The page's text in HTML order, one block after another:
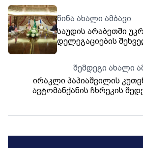
წინა ახალი ამბავი
საუდის არაბეთში
დელეგაციების
შემდეგი ახალი
ირაკლი პაპიაშვილის
ავტომანქანის ჩხრეკის